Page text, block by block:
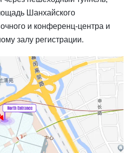
Шанхайского
и конференц-центра и
залу регистрации.